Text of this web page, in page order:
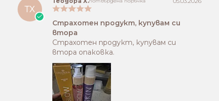
ТХ
Страхотен продукт, купувам си
втора
Страхотен продукт, купувам си
втора опаковка.